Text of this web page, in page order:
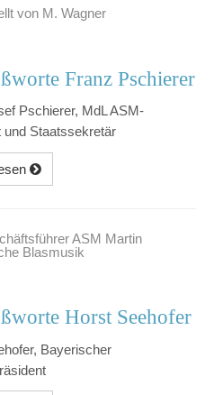
von M. Wagner
Franz Pschierer
Pschierer, MdL ASM-
und Staatssekretär
ASM Martin
Blasmusik
Horst Seehofer
Bayerischer